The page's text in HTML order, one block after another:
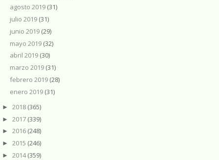
agosto 2019 (31)
julio 2019 (31)
junio 2019 (29)
mayo 2019 (32)
abril 2019 (30)
marzo 2019 (31)
febrero 2019 (28)
enero 2019 (31)
► 2018 (365)
► 2017 (339)
► 2016 (248)
► 2015 (246)
► 2014(359)